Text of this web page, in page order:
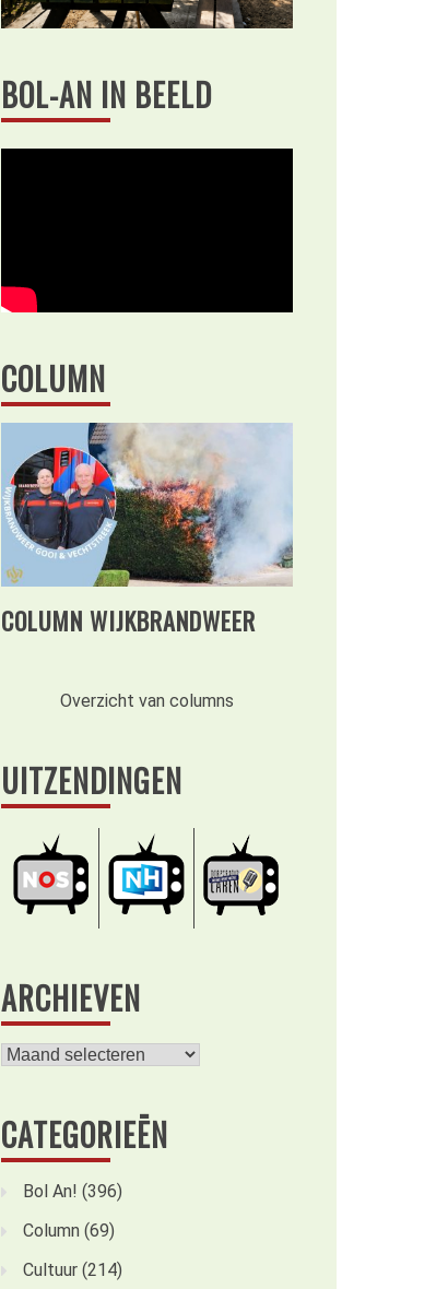
BOL-AN IN BEELD
COLUMN
COLUMN WIJKBRANDWEER
Overzicht van columns
UITZENDINGEN
ARCHIEVEN
Archieven
CATEGORIEËN
Bol An! (396)
Column (69)
Cultuur (214)